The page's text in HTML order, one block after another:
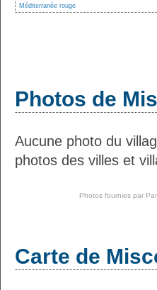
Méditerranée rouge
Photos de
Aucune photo du
photos des villes et
Photos fournies par
Carte de